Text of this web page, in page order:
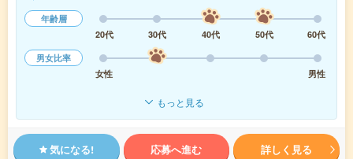
年齢層
20代
30代 40代 50代
60代
男女比率
女性
男性
もっと見る
気になる! 応募へ進む 詳しく見る